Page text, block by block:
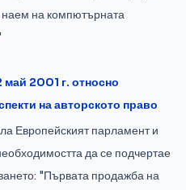
на компютърната
2001 г. относно
на авторското право
Европейският парламент и
да се подчертае
"Първата продажба на